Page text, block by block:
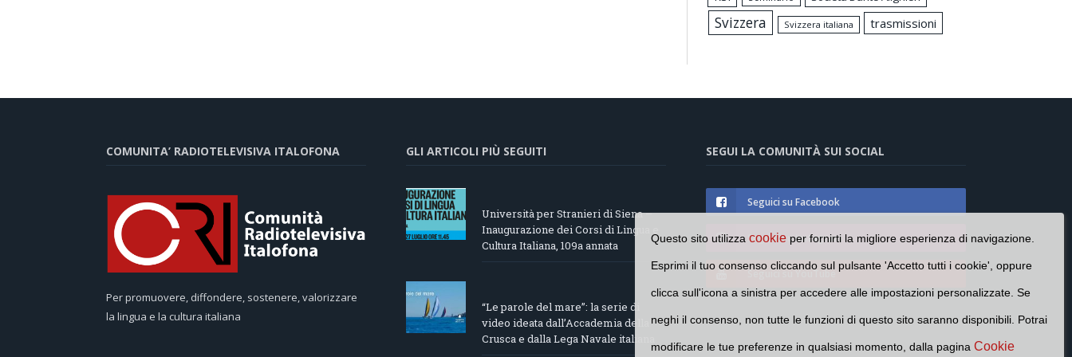
Svizzera Svizzera italiana trasmissioni
COMUNITA’ RADIOTELEVISIVA ITALOFONA
Per promuovere, diffondere, sostenere, valorizzare
la lingua e la cultura italiana
GLI ARTICOLI PIÙ SEGUITI
Università per Stranieri di Siena –
Inaugurazione dei Corsi di Lingua e
Cultura Italiana, 109a annata
“Le parole del mare”: la serie di
video ideata dall’Accademia della
Crusca e dalla Lega Navale italiana
SEGUI LA COMUNITÀ SUI SOCIAL
Seguici su Facebook
Seguici su Instagram
Seguici su YouTube
Questo sito utilizzacookie per fornirti la migliore esperienza di navigazione.
Esprimi il tuo consenso cliccando sul pulsante 'Accetto tutti i cookie', oppure
clicca sull'icona a sinistra per accedere alle impostazioni personalizzate. Se
neghi il consenso, non tutte le funzioni di questo sito saranno disponibili. Potrai
modificare le tue preferenze in qualsiasi momento, dalla pagina Cookie